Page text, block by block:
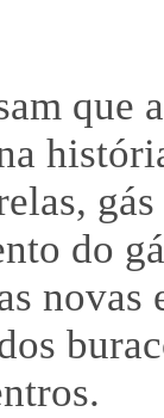
que
do
novas